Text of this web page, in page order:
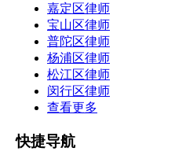
嘉定区律师
宝山区律师
普陀区律师
杨浦区律师
松江区律师
闵行区律师
查看更多
快捷导航